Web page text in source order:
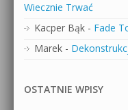
Wiecznie Trwać
Kacper Bąk - Fade
Marek -
OSTATNIE WPISY